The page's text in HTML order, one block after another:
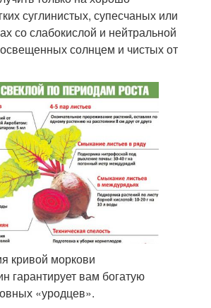
суглинистых, супесчаных или
со слабокислой и нейтральной
солнцем и чистых от
кривой моркови
гарантирует вам богатую
«уродцев».